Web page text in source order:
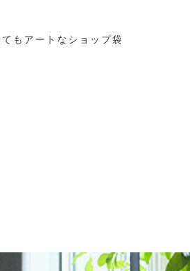
てもアートなショップ袋